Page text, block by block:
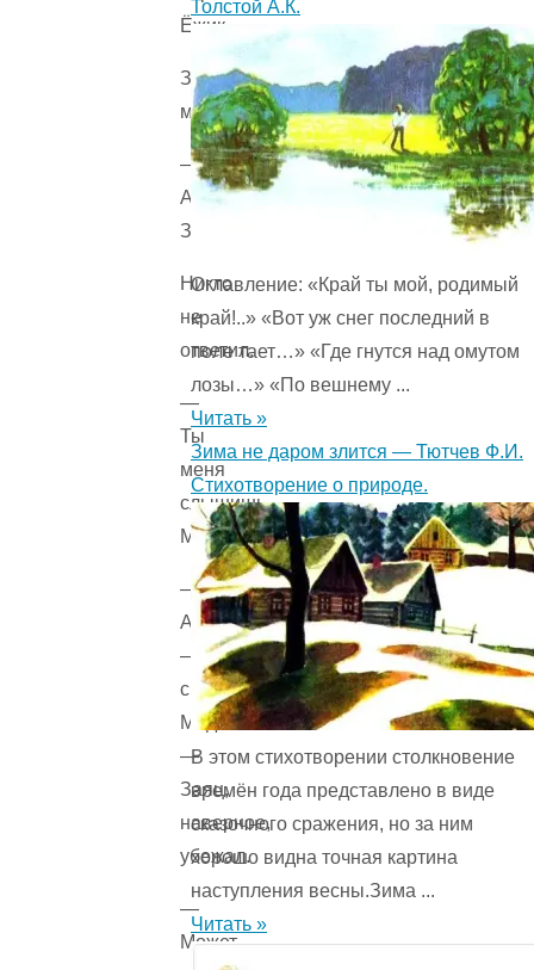
Ёжик.
Заяц
молчал.
—
А,
Заяц?
Никто
не
ответил.
—
Ты
меня
слышишь,
Медвежонок?
—
Ага,
—
сказал
Медвежонок.
—
Заяц,
наверное,
убежал.
—
Может,
Толстой А.К.
Оглавление: «Край ты мой, родимый
край!..» «Вот уж снег последний в
поле тает…» «Где гнутся над омутом
лозы…» «По вешнему ...
Читать »
Зима не даром злится — Тютчев Ф.И.
Стихотворение о природе.
В этом стихотворении столкновение
времён года представ­лено в виде
сказочного сражения, но за ним
хорошо видна точная картина
наступления весны.Зима ...
Читать »